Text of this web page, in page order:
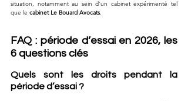
situation, notamment au sein d’un cabinet expérimenté tel
que le cabinet Le Bouard Avocats.
FAQ : période d’essai en 2026, les
6 questions clés
Quels sont les droits pendant la
période d’essai ?